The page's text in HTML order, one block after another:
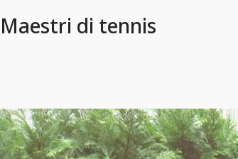
Maestri di tennis